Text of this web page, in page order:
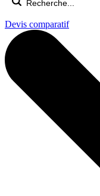
Devis comparatif